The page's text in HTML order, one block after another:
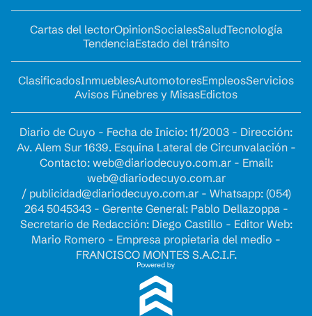
Cartas del lectorOpinionSocialesSaludTecnología
TendenciaEstado del tránsito
ClasificadosInmueblesAutomotoresEmpleosServicios
Avisos Fúnebres y MisasEdictos
Diario de Cuyo - Fecha de Inicio: 11/2003 - Dirección:
Av. Alem Sur 1639. Esquina Lateral de Circunvalación -
Contacto: web@diariodecuyo.com.ar- Email:
web@diariodecuyo.com.ar
/ publicidad@diariodecuyo.com.ar- Whatsapp: (054)
264 5045343 - Gerente General: Pablo Dellazoppa -
Secretario de Redacción: Diego Castillo - Editor Web:
Mario Romero - Empresa propietaria del medio -
FRANCISCO MONTES S.A.C.I.F.